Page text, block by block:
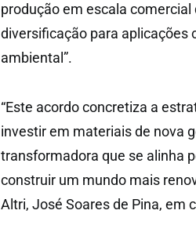
produção em escala comercial
diversificação para aplicações
ambiental”.
“Este acordo concretiza a
investir em materiais de nova
transformadora que se alinha
construir um mundo mais
Altri, José Soares de Pina, em